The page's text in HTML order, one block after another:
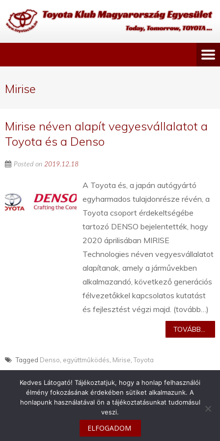
Mirise
Mirise néven alapít vegyesvállalatot a
Toyota és a Denso
Posted on 2019.12.18
A Toyota és, a japán autógyártó
egyharmados tulajdonrésze révén, a
Toyota csoport érdekeltségébe
tartozó DENSO bejelentették, hogy
2020 áprilisában MIRISE
Technologies néven vegyesvállalatot
alapítanak, amely a járművekben
alkalmazandó, következő generációs
félvezetőkkel kapcsolatos kutatást
és fejlesztést végzi majd. (tovább…)
TOVÁBB...
Tagged Denso együttműködés Mirise ,Toyota
info@toyotaclub.hu
Copyright © 2026Toyota Klub Magyarország
Kedves Látogató! Tájékoztatjuk, hogy a honlap felhasználói
élmény fokozásának érdekében sütiket alkalmazunk. A
honlapunk használatával ön a tájékoztatásunkat tudomásul
veszi.
ELFOGADOM